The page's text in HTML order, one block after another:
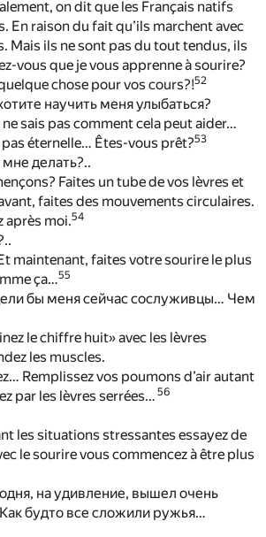
on dit que les Français natifs
En raison du fait qu’ils marchent avec
Mais ils ne sont pas du tout tendus, ils
vous que je vous apprenne à sourire?
chose pour vos cours?!52
научить меня улыбаться?
ne sais pas comment cela peut aider…
pas éternelle… Êtes-vous prêt?53
делать?..
Faites un tube de vos lèvres et
faites des mouvements circulaires.
après moi.54
maintenant, faites votre sourire le plus
ça…55
бы меня сейчас сослуживцы… Чем
le chiffre huit» avec les lèvres
les muscles.
Remplissez vos poumons d’air autant
par les lèvres serrées… 56
les situations stressantes essayez de
le sourire vous commencez à être plus
на удивление, вышел очень
будто все сложили ружья…